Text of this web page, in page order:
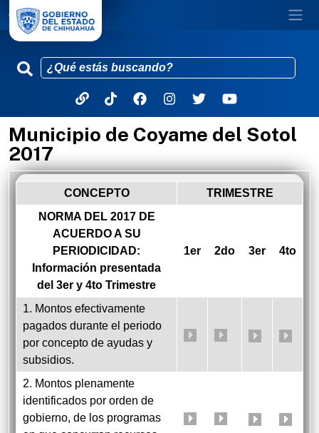
Pasar al contenido principal
Municipio de Coyame del Sotol
2017
CONCEPTO
TRIMESTRE
NORMA DEL 2017 DE
ACUERDO A SU
PERIODICIDAD:
Información presentada
del 3er y 4to Trimestre
1er 2do 3er 4to
1. Montos efectivamente
pagados durante el periodo
por concepto de ayudas y
subsidios.
2. Montos plenamente
identificados por orden de
gobierno, de los programas